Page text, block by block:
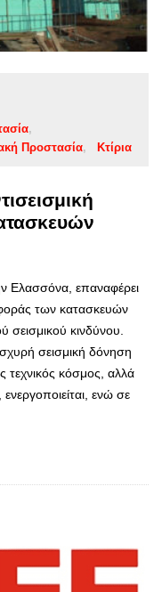
Προστασία Κτίρια
Ελασσόνα, επαναφέρει
των κατασκευών
σεισμικού κινδύνου.
σεισμική δόνηση
τεχνικός κόσμος, αλλά
ενώ σε